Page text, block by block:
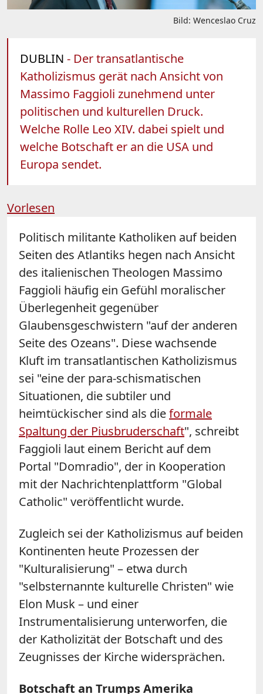
Bild: Wenceslao Cruz
DUBLIN - Der transatlantische
Katholizismus gerät nach Ansicht von
Massimo Faggioli zunehmend unter
politischen und kulturellen Druck.
Welche Rolle Leo XIV. dabei spielt und
welche Botschaft er an die USA und
Europa sendet.
Vorlesen
Politisch militante Katholiken auf beiden
Seiten des Atlantiks hegen nach Ansicht
des italienischen Theologen Massimo
Faggioli häufig ein Gefühl moralischer
Überlegenheit gegenüber
Glaubensgeschwistern "auf der anderen
Seite des Ozeans". Diese wachsende
Kluft im transatlantischen Katholizismus
sei "eine der para-schismatischen
Situationen, die subtiler und
heimtückischer sind als dieformale
Spaltung der Piusbruderschaft", schreibt
Faggioli laut einem Bericht auf dem
Portal "Domradio", der in Kooperation
mit der Nachrichtenplattform "Global
Catholic" veröffentlicht wurde.
Zugleich sei der Katholizismus auf beiden
Kontinenten heute Prozessen der
"Kulturalisierung" – etwa durch
"selbsternannte kulturelle Christen" wie
Elon Musk – und einer
Instrumentalisierung unterworfen, die
der Katholizität der Botschaft und des
Zeugnisses der Kirche widersprächen.
Botschaft an Trumps Amerika